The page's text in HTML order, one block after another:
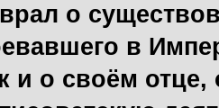
о
в
и о своём